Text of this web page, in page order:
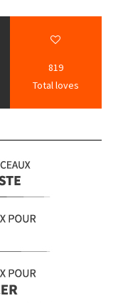
819
Total loves